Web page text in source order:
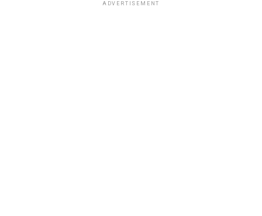
ADVERTISEMENT